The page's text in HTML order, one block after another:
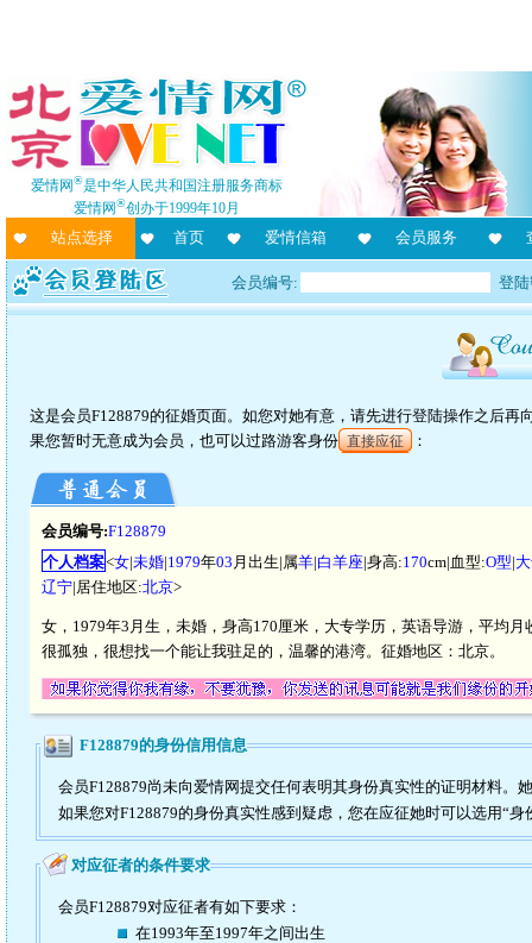
爱情网®是中华人民共和国注册服务商标
爱情网®创办于1999年10月
站点选择 首页 爱情信箱 会员服务
会员编号: 登
这是会员F128879的征婚页面。如您对她有意，请先进行登陆操作之后
果您暂时无意成为会员，也可以过路游客身份 直接应征 ：
会员编号:F128879
个人档案<女|未婚|1979年03 月出生|属羊|白羊座|身高:170cm|血型:O型|
辽宁|居住地区:北京>
女，1979年3月生，未婚，身高170厘米，大专学历，英语导游，平均
很孤独，很想找一个能让我驻足的，温馨的港湾。征婚地区：北京。
F128879的身份信用信息
会员F128879尚未向爱情网提交任何表明其身份真实性的证明材料。
如果您对F128879的身份真实性感到疑虑，您在应征她时可以选用“身
对应征者的条件要求
会员F128879对应征者有如下要求：
在1993年至1997年之间出生